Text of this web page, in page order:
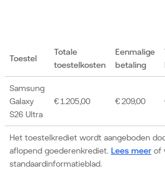
Toestel
Totale
toestelkosten
Eenmalige
betaling
Het toestelkrediet wordt aangeboden
aflopend goederenkrediet. Lees meer of
standaardinformatieblad.
Samsung
Galaxy
S26 Ultra
€ 1.205,00 € 209,00